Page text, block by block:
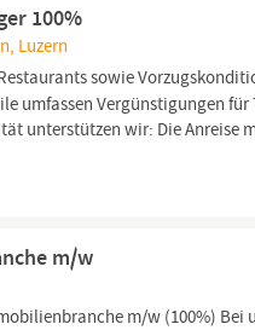
100%
Luzern
sowie
umfassen Vergünstigungen
unterstützen wir: Die
m/w
m/w (100%) Bei